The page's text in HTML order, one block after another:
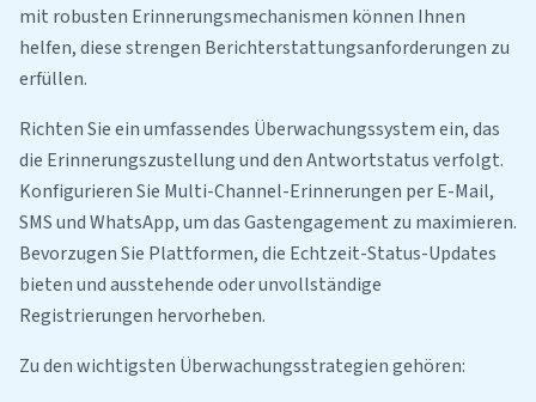
mit robusten Erinnerungsmechanismen können Ihnen
helfen, diese strengen Berichterstattungsanforderungen zu
erfüllen.
Richten Sie ein umfassendes Überwachungssystem ein, das
die Erinnerungszustellung und den Antwortstatus verfolgt.
Konfigurieren Sie Multi-Channel-Erinnerungen per E-Mail,
SMS und WhatsApp, um das Gastengagement zu maximieren.
Bevorzugen Sie Plattformen, die Echtzeit-Status-Updates
bieten und ausstehende oder unvollständige
Registrierungen hervorheben.
Zu den wichtigsten Überwachungsstrategien gehören: